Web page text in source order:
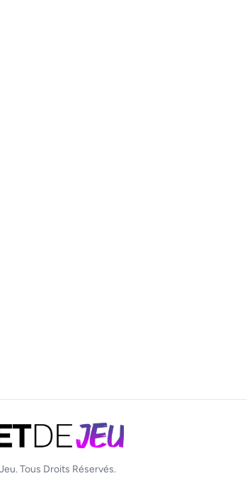
. Tous Droits Réservés.